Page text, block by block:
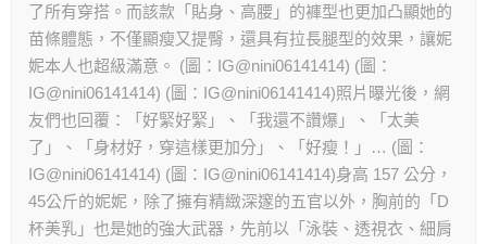
了所有穿搭。而該款「貼身、高腰」的褲型也更加凸顯她的
苗條體態，不僅顯瘦又提臀，還具有拉長腿型的效果，讓妮
妮本人也超級滿意。 (圖：IG@nini06141414) (圖：
IG@nini06141414) (圖：IG@nini06141414)照片曝光後，網
友們也回覆：「好緊好緊」、「我還不讚爆」、「太美
了」、「身材好，穿這樣更加分」、「好瘦！」… (圖：
IG@nini06141414) (圖：IG@nini06141414)身高 157 公分，
45公斤的妮妮，除了擁有精緻深邃的五官以外，胸前的「D
杯美乳」也是她的強大武器，先前以「泳裝、透視衣、細肩